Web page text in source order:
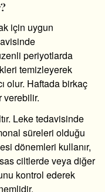
için uygun
periyotlarda
temizleyerek
olur. Haftada birkaç
verebilir.
Leke tedavisinde
süreleri olduğu
dönemleri kullanır,
ciltlerde veya diğer
kontrol ederek